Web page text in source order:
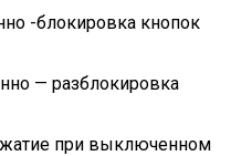
-блокировка кнопок
— разблокировка
при выключенном